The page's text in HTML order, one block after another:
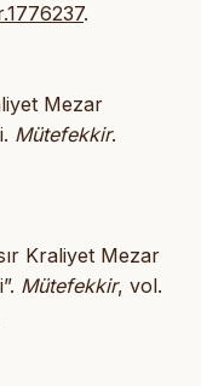
.
Mezar
Mütefekkir.
Kraliyet Mezar
Mütefekkir, vol.